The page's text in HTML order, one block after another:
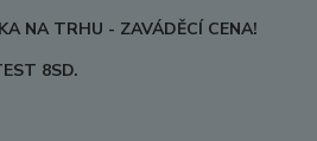
NA TRHU - ZAVÁDĚCÍ CENA!
8SD.